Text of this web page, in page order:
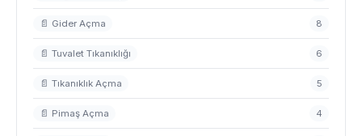
📄 Gider Açma 8
📄 Tuvalet Tıkanıklığı 6
📄 Tıkanıklık Açma 5
📄 Pimaş Açma 4